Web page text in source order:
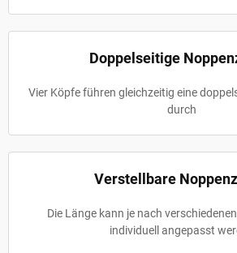
Doppelseitige
Vier Köpfe führen gleichzeitig eine
durch
Verstellbare
Die Länge kann je nach
individuell angepasst